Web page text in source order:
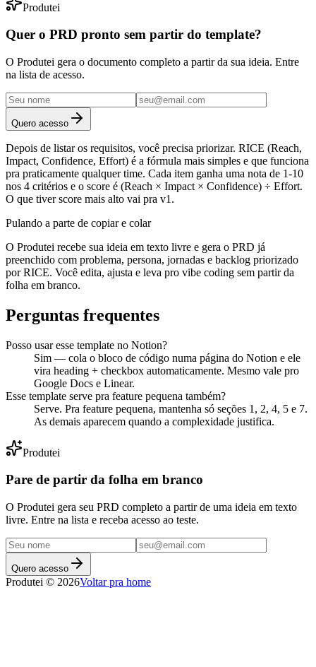
Produtei
Quer o PRD pronto sem partir do template?
O Produtei gera o documento completo a partir da sua ideia. Entre
na lista de acesso.
Quero acesso
Depois de listar os requisitos, você precisa priorizar. RICE (Reach,
Impact, Confidence, Effort) é a fórmula mais simples e que funciona
pra praticamente qualquer time. Cada item ganha uma nota de 1-10
nos 4 critérios e o score é (Reach × Impact × Confidence) ÷ Effort.
O que tiver score mais alto vai pra v1.
Pulando a parte de copiar e colar
O Produtei recebe sua ideia em texto livre e gera o PRD já
preenchido com problema, persona, jornadas e backlog priorizado
por RICE. Você edita, ajusta e leva pro vibe coding sem partir da
folha em branco.
Perguntas frequentes
Posso usar esse template no Notion?
Sim — cola o bloco de código numa página do Notion e ele
vira heading + checkbox automaticamente. Mesmo vale pro
Google Docs e Linear.
Esse template serve pra feature pequena também?
Serve. Pra feature pequena, mantenha só seções 1, 2, 4, 5 e 7.
As demais aparecem quando a complexidade justifica.
Produtei
Pare de partir da folha em branco
O Produtei gera seu PRD completo a partir de uma ideia em texto
livre. Entre na lista e receba acesso ao teste.
Quero acesso
Produtei © 2026Voltar pra home